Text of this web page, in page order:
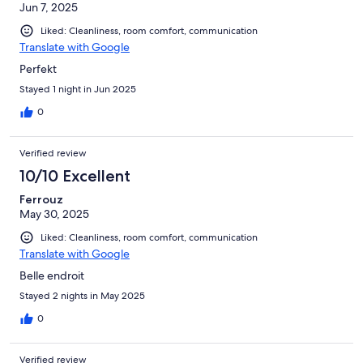
Jun 7, 2025
Liked: Cleanliness, room comfort, communication
Translate with Google
Perfekt
Stayed 1 night in Jun 2025
0
Verified review
10/10 Excellent
Ferrouz
May 30, 2025
Liked: Cleanliness, room comfort, communication
Translate with Google
Belle endroit
Stayed 2 nights in May 2025
0
Verified review